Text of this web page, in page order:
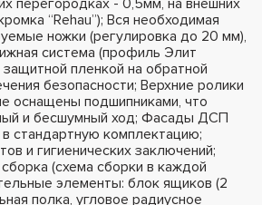
“Rehau”); Вся необходимая
ножки (регулировка до 20 мм),
система (профиль Элит
пленкой на обратной
безопасности; Верхние ролики
оснащены подшипниками, что
и бесшумный ход; Фасады ДСП
стандартную комплектацию;
и гигиенических заключений;
(схема сборки в каждой
элементы: блок ящиков (2
полка, угловое радиусное